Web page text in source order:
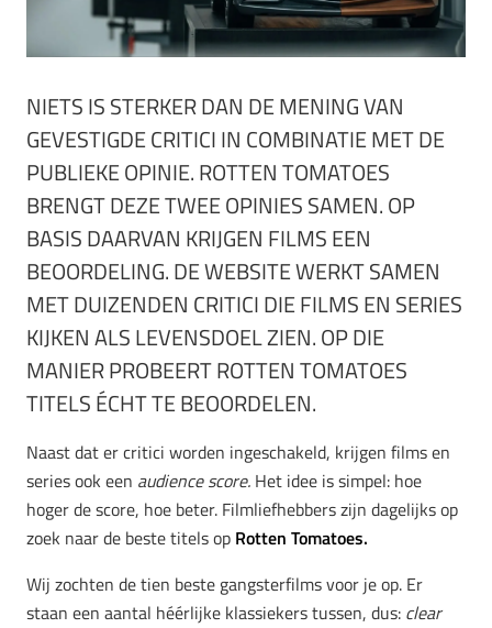
NIETS IS STERKER DAN DE MENING VAN
GEVESTIGDE CRITICI IN COMBINATIE MET DE
PUBLIEKE OPINIE. ROTTEN TOMATOES
BRENGT DEZE TWEE OPINIES SAMEN. OP
BASIS DAARVAN KRIJGEN FILMS EEN
BEOORDELING. DE WEBSITE WERKT SAMEN
MET DUIZENDEN CRITICI DIE FILMS EN SERIES
KIJKEN ALS LEVENSDOEL ZIEN. OP DIE
MANIER PROBEERT ROTTEN TOMATOES
TITELS ÉCHT TE BEOORDELEN.
Naast dat er critici worden ingeschakeld, krijgen films en
series ook een audience score. Het idee is simpel: hoe
hoger de score, hoe beter. Filmliefhebbers zijn dagelijks op
zoek naar de beste titels op Rotten Tomatoes.
Wij zochten de tien beste gangsterfilms voor je op. Er
staan een aantal héérlijke klassiekers tussen, dus: clear